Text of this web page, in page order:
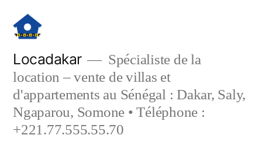
contenu
Locadakar
Spécialiste de la
location – vente de villas et
d'appartements au Sénégal : Dakar, Saly,
Ngaparou, Somone • Téléphone :
+221.77.555.55.70